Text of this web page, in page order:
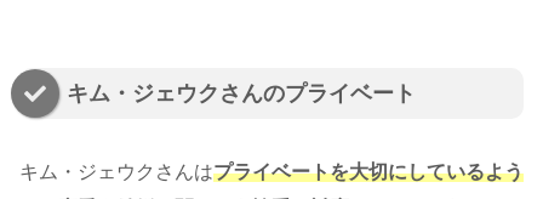
キム・ジェウクさんのプライベート
キム・ジェウクさんはプライベートを大切にしているよう